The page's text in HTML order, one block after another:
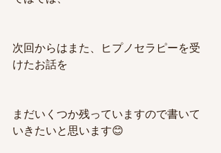
次回からはまた、ヒプノセラピーを受
けたお話を
まだいくつか残っていますので書いて
いきたいと思います😊